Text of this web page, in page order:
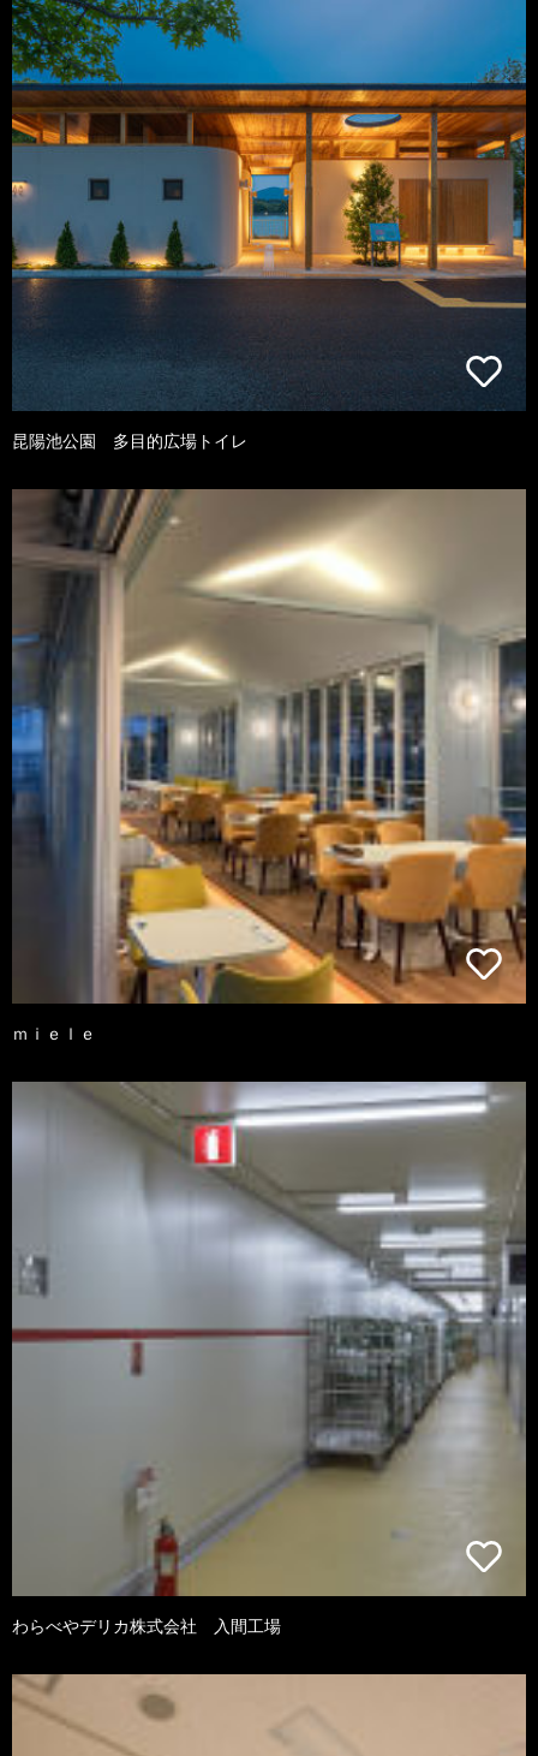
昆陽池公園 多目的広場トイレ
ｍｉｅｌｅ
わらべやデリカ株式会社 入間工場